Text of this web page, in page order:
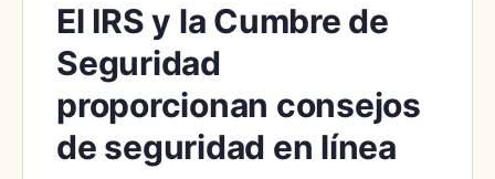
El IRS y la Cumbre de
Seguridad
proporcionan consejos
de seguridad en línea